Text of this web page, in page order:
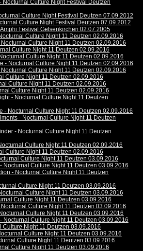
Nocturnal Culture Night Festival Deutzen
Culture Night Festival Deutzen 07.09.2012
Culture Night Festival Deutzen 07.09.2012
Festival Gelsenkirchen 02.07.2005
Culture Night 11 Deutzen 02.09.2016
Culture Night 11 Deutzen 02.09.2016
Culture Night 11 Deutzen 02.09.2016
Culture Night 11 Deutzen 02.09.2016
- Nocturnal Culture Night 11 Deutzen 02.09.2016
Nocturnal Culture Night 11 Deutzen 02.09.2016
Culture Night 11 Deutzen 02.09.2016
Culture Night 11 Deutzen 02.09.2016
Culture Night 11 Deutzen 02.09.2016
- Nocturnal Culture Night 11 Deutzen
- Nocturnal Culture Night 11 Deutzen 02.09.2016
- Nocturnal Culture Night 11 Deutzen
- Nocturnal Culture Night 11 Deutzen
Culture Night 11 Deutzen 02.09.2016
Culture Night 11 Deutzen 02.09.2016
Culture Night 11 Deutzen 03.09.2016
Nocturnal Culture Night 11 Deutzen 03.09.2016
- Nocturnal Culture Night 11 Deutzen
Culture Night 11 Deutzen 03.09.2016
Culture Night 11 Deutzen 03.09.2016
Culture Night 11 Deutzen 03.09.2016
Culture Night 11 Deutzen 03.09.2016
Culture Night 11 Deutzen 03.09.2016
Nocturnal Culture Night 11 Deutzen 03.09.2016
Culture Night 11 Deutzen 03.09.2016
Culture Night 11 Deutzen 03.09.2016
Culture Night 11 Deutzen 03.09.2016
Culture Night 11 Deutzen 03.09.2016